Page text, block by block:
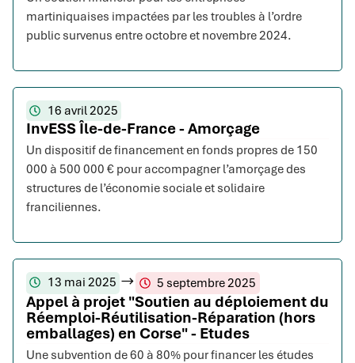
martiniquaises impactées par les troubles à l’ordre
public survenus entre octobre et novembre 2024.
16 avril 2025
InvESS Île-de-France - Amorçage
Un dispositif de financement en fonds propres de 150
000 à 500 000 € pour accompagner l’amorçage des
structures de l’économie sociale et solidaire
franciliennes.
13 mai 2025 5 septembre 2025
Appel à projet "Soutien au déploiement du
Réemploi-Réutilisation-Réparation (hors
emballages) en Corse" - Etudes
Une subvention de 60 à 80% pour financer les études